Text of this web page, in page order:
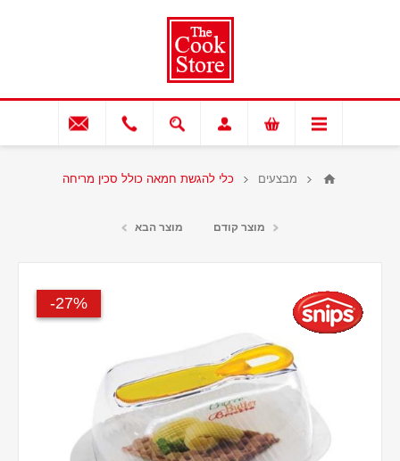
מבצעים כלי להגשת חמאה כולל סכין מריחה
מוצר קודם מוצר הבא
27%-